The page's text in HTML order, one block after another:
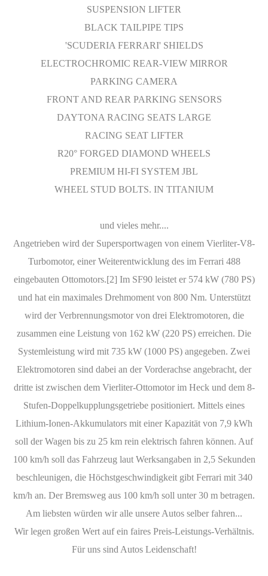
SUSPENSION LIFTER
BLACK TAILPIPE TIPS
'SCUDERIA FERRARI' SHIELDS
ELECTROCHROMIC REAR-VIEW MIRROR
PARKING CAMERA
FRONT AND REAR PARKING SENSORS
DAYTONA RACING SEATS LARGE
RACING SEAT LIFTER
R20° FORGED DIAMOND WHEELS
PREMIUM HI-FI SYSTEM JBL
WHEEL STUD BOLTS. IN TITANIUM
und vieles mehr....
Angetrieben wird der Supersportwagen von einem Vierliter-V8-
Turbomotor, einer Weiterentwicklung des im Ferrari 488
eingebauten Ottomotors.[2] Im SF90 leistet er 574 kW (780 PS)
und hat ein maximales Drehmoment von 800 Nm. Unterstützt
wird der Verbrennungsmotor von drei Elektromotoren, die
zusammen eine Leistung von 162 kW (220 PS) erreichen. Die
Systemleistung wird mit 735 kW (1000 PS) angegeben. Zwei
Elektromotoren sind dabei an der Vorderachse angebracht, der
dritte ist zwischen dem Vierliter-Ottomotor im Heck und dem 8-
Stufen-Doppelkupplungsgetriebe positioniert. Mittels eines
Lithium-Ionen-Akkumulators mit einer Kapazität von 7,9 kWh
soll der Wagen bis zu 25 km rein elektrisch fahren können. Auf
100 km/h soll das Fahrzeug laut Werksangaben in 2,5 Sekunden
beschleunigen, die Höchstgeschwindigkeit gibt Ferrari mit 340
km/h an. Der Bremsweg aus 100 km/h soll unter 30 m betragen.
Am liebsten würden wir alle unsere Autos selber fahren...
Wir legen großen Wert auf ein faires Preis-Leistungs-Verhältnis.
Für uns sind Autos Leidenschaft!